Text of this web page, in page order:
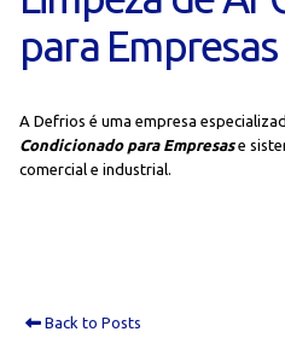
para Empresas
A Defrios é uma empresa
Condicionado para Empresase
comercial e industrial.
Back to Posts